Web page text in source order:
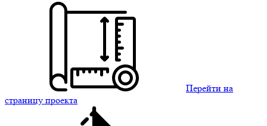
Перейти на
страницу проекта